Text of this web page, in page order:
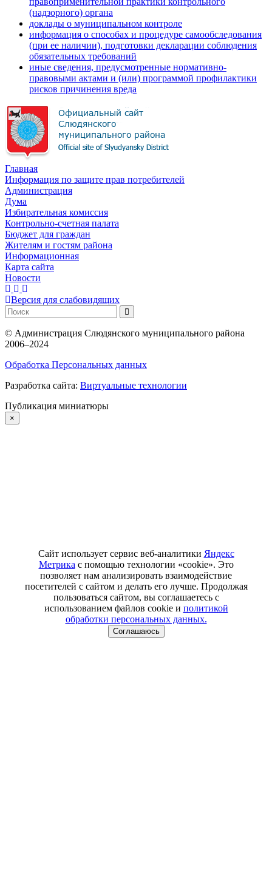
(надзорного) органа
доклады о муниципальном контроле
информация о способах и процедуре самообследования
(при ее наличии), подготовки декларации соблюдения
обязательных требований
иные сведения, предусмотренные нормативно-
правовыми актами и (или) программой профилактики
рисков причинения вреда
Главная
Информация по защите прав потребителей
Администрация
Дума
Избирательная комиссия
Контрольно-счетная палата
Бюджет для граждан
Жителям и гостям района
Информационная
Карта сайта
Новости
Версия для слабовидящих
© Администрация Слюдянского муниципального района
2006–2024
Обработка Персональных данных
Разработка сайта: Виртуальные технологии
Публикация миниатюры
×
Сайт использует сервис веб-аналитики Яндекс
Метрика с помощью технологии «cookie». Это
позволяет нам анализировать взаимодействие
посетителей с сайтом и делать его лучше. Продолжая
пользоваться сайтом, вы соглашаетесь с
использованием файлов cookie и политикой
обработки персональных данных.
Соглашаюсь